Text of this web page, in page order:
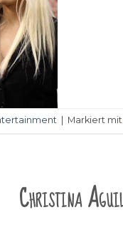
Markiert mit
Christina